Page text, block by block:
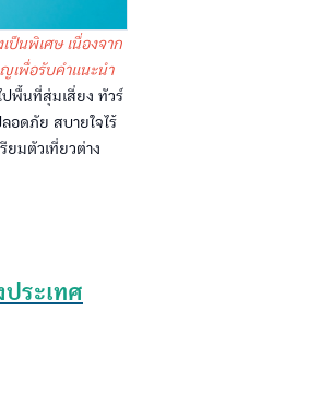
ป็นพิเศษ เนื่องจาก
เพื่อรับคำแนะนำ
ปพื้นที่สุ่มเสี่ยง ทัวร์
อดภัย สบายใจไร้
มตัวเที่ยวต่าง
ระเทศ